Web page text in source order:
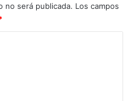
no será publicada. Los campos